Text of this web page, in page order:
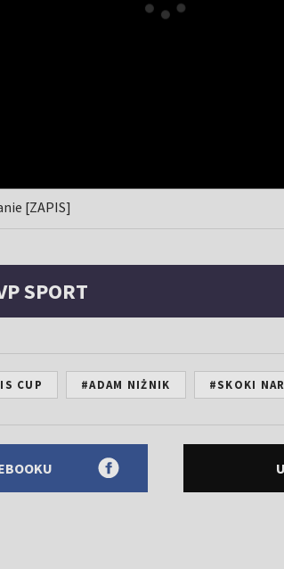
[ZAPIS]
SPORT
CUP #ADAM NIŻNIK #SKOKI